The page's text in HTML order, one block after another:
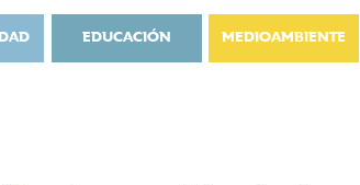
EDUCACIÓN MEDIOAMBIENTE